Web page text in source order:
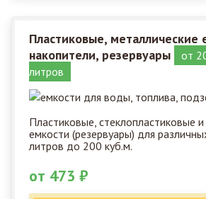
Пластиковые, металлические
накопители, резервуары
от
литров
Пластиковые, стеклопластиковые
емкости (резервуары) для
литров до 200 куб.м.
от 473 ₽